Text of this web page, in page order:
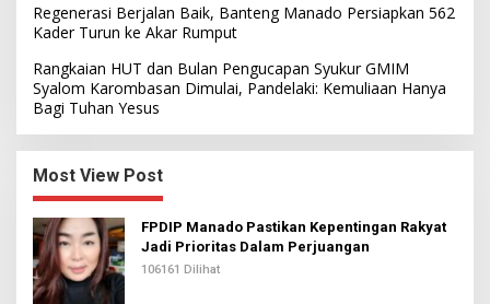
Regenerasi Berjalan Baik, Banteng Manado Persiapkan 562
Kader Turun ke Akar Rumput
Rangkaian HUT dan Bulan Pengucapan Syukur GMIM
Syalom Karombasan Dimulai, Pandelaki: Kemuliaan Hanya
Bagi Tuhan Yesus
Most View Post
FPDIP Manado Pastikan Kepentingan Rakyat
Jadi Prioritas Dalam Perjuangan
106161 Dilihat